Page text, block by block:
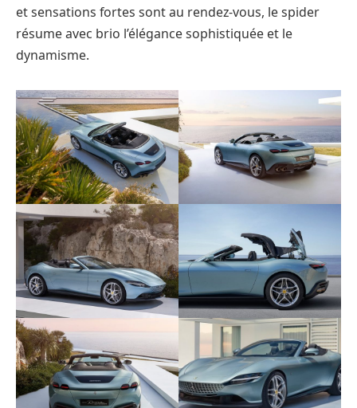
et sensations fortes sont au rendez-vous, le spider
résume avec brio l’élégance sophistiquée et le
dynamisme.